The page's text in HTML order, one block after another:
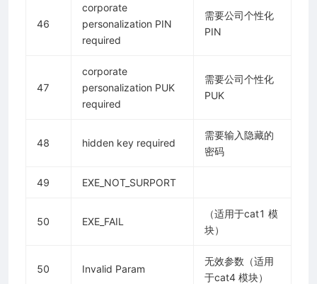
46
corporate
personalization PIN
required
需要公司个性化
PIN
47
corporate
personalization PUK
required
需要公司个性化
PUK
48 hidden key required
需要输入隐藏的
密码
49 EXE_NOT_SURPORT
50 EXE_FAIL
（适用于cat1 模
块）
50 Invalid Param
无效参数（适用
于cat4 模块）